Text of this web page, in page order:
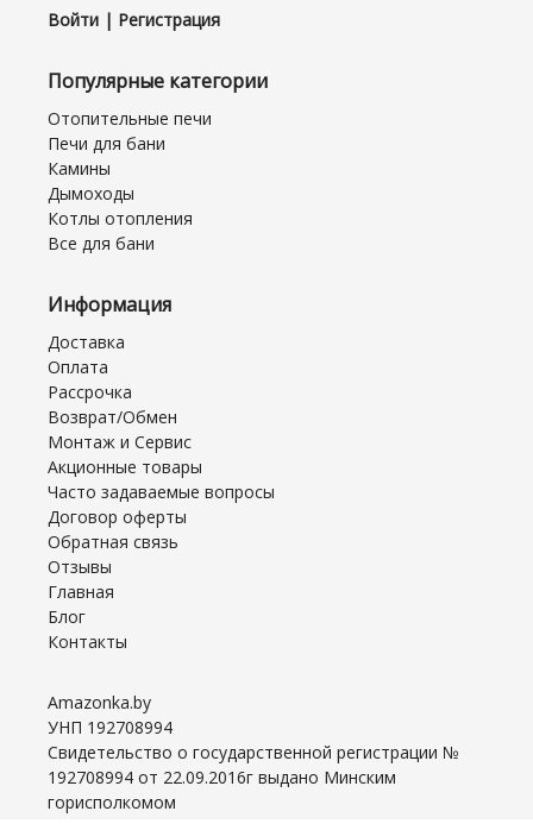
Войти | Регистрация
Популярные категории
Отопительные печи
Печи для бани
Камины
Дымоходы
Котлы отопления
Все для бани
Информация
Доставка
Оплата
Рассрочка
Возврат/Обмен
Монтаж и Сервис
Акционные товары
Часто задаваемые вопросы
Договор оферты
Обратная связь
Отзывы
Главная
Блог
Контакты
Amazonka.by
УНП 192708994
Свидетельство о государственной регистрации №
192708994 от 22.09.2016г выдано Минским
горисполкомом